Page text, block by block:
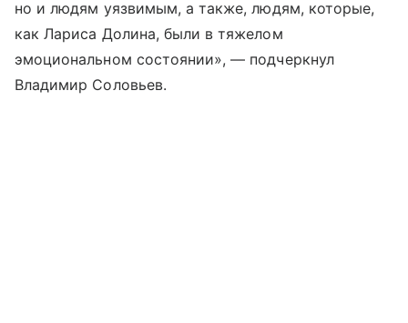
но и людям уязвимым, а также, людям, которые,
как Лариса Долина, были в тяжелом
эмоциональном состоянии», — подчеркнул
Владимир Соловьев.